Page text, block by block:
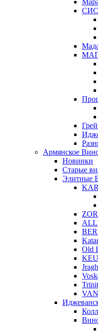
Армянское
Новинки
Старые
Элитные
Old